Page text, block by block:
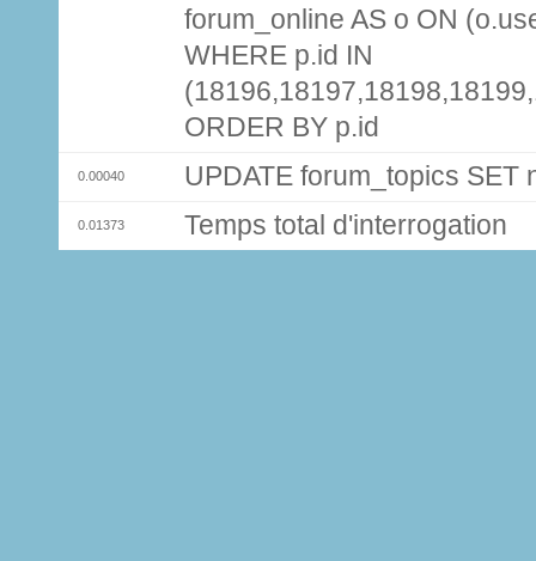
forum_online AS o ON
WHERE p.id IN
ORDER BY p.id
0.00040 UPDATE forum_topics
0.01373 Temps total d'interrogation